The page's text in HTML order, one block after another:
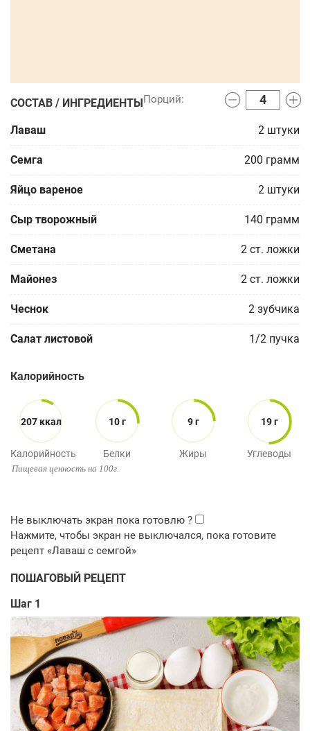
СОСТАВ / ИНГРЕДИЕНТЫ
Лаваш 2 штуки
Семга 200 грамм
Яйцо вареное 2 штуки
Сыр творожный 140 грамм
Сметана 2 ст. ложки
Майонез 2 ст. ложки
Чеснок 2 зубчика
Салат листовой 1/2 пучка
Калорийность
207 ккал
Калорийность
10 г
Белки
9 г
Жиры
19 г
Углеводы
Пищевая ценность на 100г.
ПОШАГОВЫЙ РЕЦЕПТ
Шаг 1